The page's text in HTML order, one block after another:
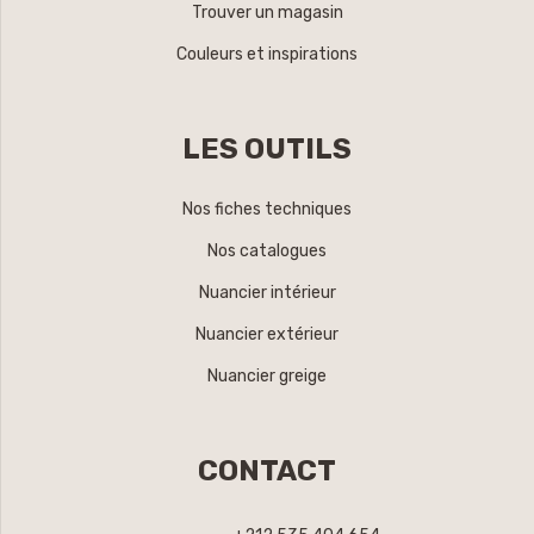
Trouver un magasin
Couleurs et inspirations
LES OUTILS
Nos fiches techniques
Nos catalogues
Nuancier intérieur
Nuancier extérieur
Nuancier greige
CONTACT